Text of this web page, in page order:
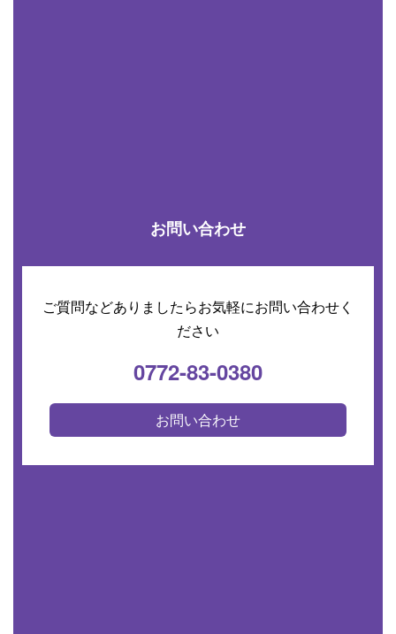
お問い合わせ
ご質問などありましたらお気軽にお問い合わせく
ださい
0772-83-0380
お問い合わせ